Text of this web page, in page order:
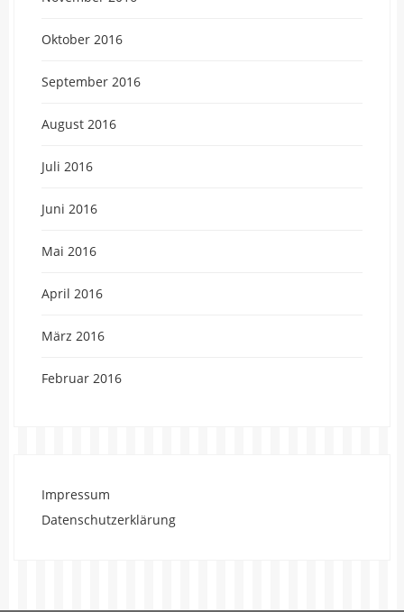
Oktober 2016
September 2016
August 2016
Juli 2016
Juni 2016
Mai 2016
April 2016
März 2016
Februar 2016
Impressum
Datenschutzerklärung